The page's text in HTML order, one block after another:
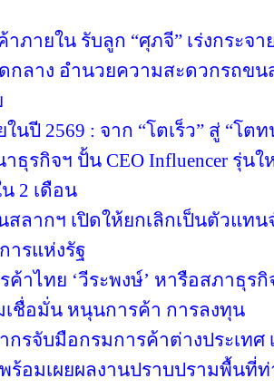
ภายใน รับลูก “ศุภจี” เร่งกระจา
กลาง อำนวยความสะดวกรถข
ในปี 2569 : จาก “โตเร็ว” สู่ “โ
ธุรกิจฯ ปั้น CEO Influencer รุ่น
2 เดือน
สลากฯ เปิดให้ยกเลิกเป็นตัวแทน
ารแห่งรัฐ
ค้าไทย ‘วีระพงษ์’ หารือสภาธุรกิ
เชื่อมั่น หนุนการค้า การลงทุน
กรจับมือกรมการค้าต่างประเทศ
พร้อมเผยผลงานปราบปรามพื้นที่